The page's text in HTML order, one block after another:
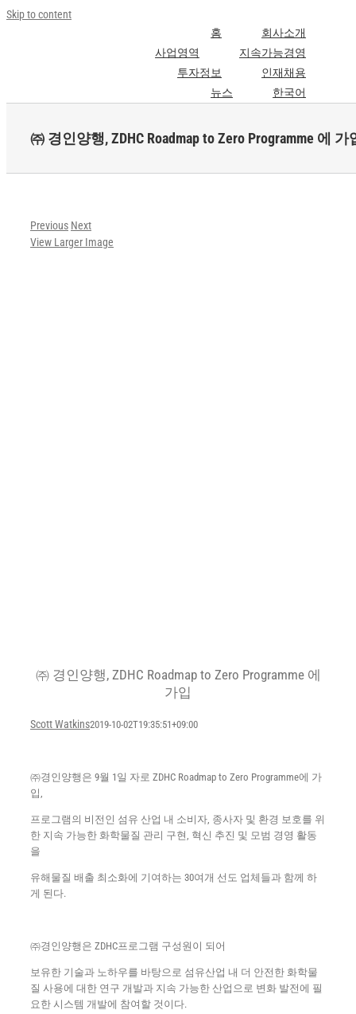
Skip to content
홈
회사소개
사업영역
지속가능경영
투자정보
인재채용
뉴스
한국어
㈜ 경인양행, ZDHC Roadmap to Zero Programme 에 가
Previous Next
View Larger Image
㈜ 경인양행, ZDHC Roadmap to Zero Programme 에
가입
Scott Watkins2019-10-02T19:35:51+09:00
㈜경인양행은 9월 1일 자로 ZDHC Roadmap to Zero Programme에 가
입,
프로그램의 비전인 섬유 산업 내 소비자, 종사자 및 환경 보호를 위
한 지속 가능한 화학물질 관리 구현, 혁신 추진 및 모범 경영 활동
을
유해물질 배출 최소화에 기여하는 30여개 선도 업체들과 함께 하
게 된다.
㈜경인양행은 ZDHC프로그램 구성원이 되어
보유한 기술과 노하우를 바탕으로 섬유산업 내 더 안전한 화학물
질 사용에 대한 연구 개발과 지속 가능한 산업으로 변화 발전에 필
요한 시스템 개발에 참여할 것이다.